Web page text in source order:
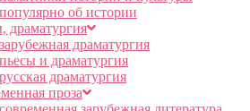
популярно об истории
драматургия
зарубежная драматургия
пьесы и драматургия
русская драматургия
проза